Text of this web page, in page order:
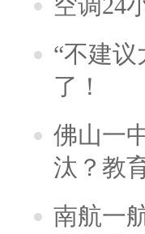
“不建
了！
佛山一
汰？教
南航一